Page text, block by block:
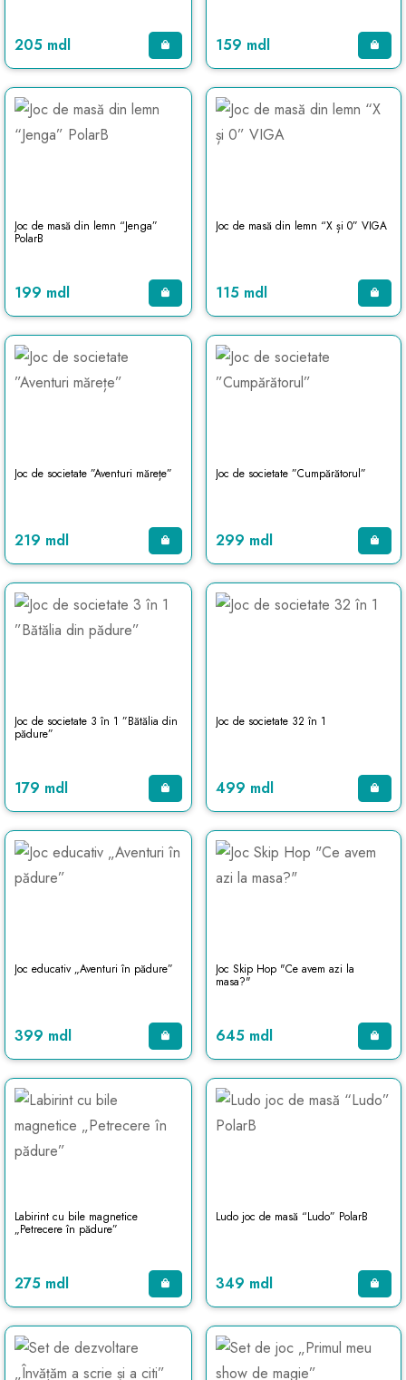
205 mdl 159 mdl
Joc de masă din lemn “Jenga”
PolarB
199 mdl
Joc de masă din lemn “X și 0” VIGA
115 mdl
Joc de societate ”Aventuri mărețe”
219 mdl
Joc de societate ”Cumpărătorul”
299 mdl
Joc de societate 3 în 1 ”Bătălia din
pădure”
179 mdl
Joc de societate 32 în 1
499 mdl
Joc educativ „Aventuri în pădure”
399 mdl
Joc Skip Hop "Ce avem azi la
masa?"
645 mdl
Labirint cu bile magnetice
„Petrecere în pădure”
275 mdl
Ludo joc de masă “Ludo” PolarB
349 mdl